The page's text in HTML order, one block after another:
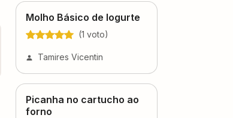
Molho Básico de Iogurte
(1 voto)
Tamires Vicentin
Picanha no cartucho ao
forno